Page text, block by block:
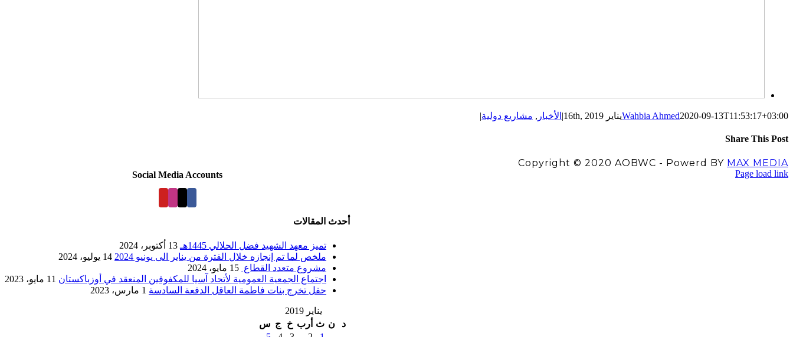
Wahbia Ahmed2020-09-13T11:53:17+03:00 يناير 16th, 2019 | الأخبار , مشاريع دولية|
Share This Post
Facebook
X
LinkedIn
Pinterest
Social Media Accounts
أحدث المقالات
تميز معهد الشهيد فضل الحلالي 1445هـ
13 أكتوبر، 2024
ملخص لما تم إنجازه خلال الفترة من يناير الى يونيو 2024
14 يوليو، 2024
مشروع متعدد القطاع 15 مايو، 2024
اجتماع الجمعية العمومية لأتحاد آسيا للمكفوفين المنعقد في أوزباكستان 11 مايو، 2023
حفل تخرج بنات فاطمة العاقل الدفعة السادسة 1 مارس، 2023
يناير 2019
د
ن ث أرب خ ج س
Copyright © 2020 AOBWC - Powerd BY MAX MEDIA
Facebook
X
Instagram
YouTube
Page load link